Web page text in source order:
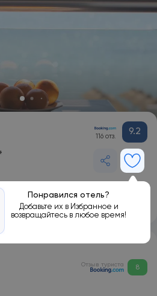
116 отз. 9.2
Понравился отель?
Добавьте их в Избранное и
возвращайтесь в любое время!
Отзыв туриста 8